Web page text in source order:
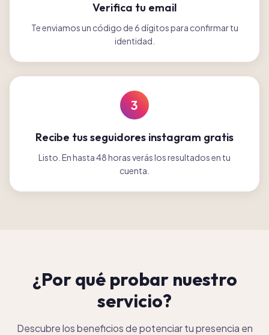
Verifica tu email
Te enviamos un código de 6 dígitos para confirmar tu
identidad.
3
Recibe tus seguidores instagram gratis
Listo. En hasta 48 horas verás los resultados en tu
cuenta.
¿Por qué probar nuestro
servicio?
Descubre los beneficios de potenciar tu presencia en